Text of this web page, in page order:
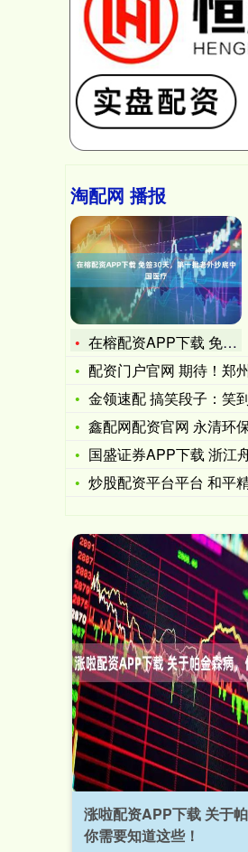
淘配网 播报
在榕配资APP下载 免签30天，第一批老外抄底中国医疗
配资门户官网 期待！郑
金领速配 搞笑段子：笑到打滚
鑫配网配资官网 永清环保控
国盛证券APP下载 浙江舟山大
炒股配资平台平台 和平精英账
涨啦配资APP下载 关于
你需要知道这些！